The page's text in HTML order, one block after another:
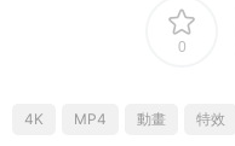
0
4K MP4 動畫 特效